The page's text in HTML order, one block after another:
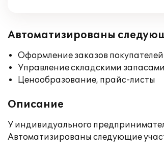
Автоматизированы
Оформление заказов покупателей
Управление складскими запасами
Ценообразование, прайс-листы
Описание
У индивидуального
Автоматизированы следующие